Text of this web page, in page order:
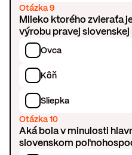
Otázka 9
Mlieko ktorého zvieraťa
výrobu pravej slovenskej
Ovca
Kôň
Sliepka
Otázka 10
Aká bola v minulosti
slovenskom